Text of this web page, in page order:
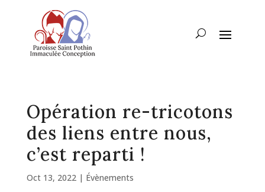
Opération re-tricotons
des liens entre nous,
c’est reparti !
Oct 13, 2022| Évènements